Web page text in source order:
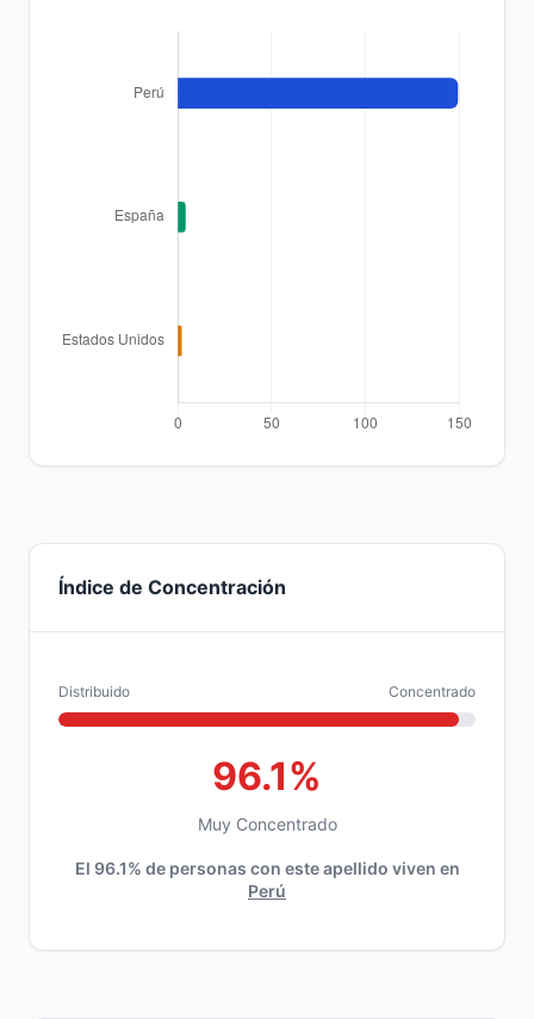
Índice de Concentración
Distribuido Concentrado
96.1%
Muy Concentrado
El 96.1% de personas con este apellido viven en
Perú